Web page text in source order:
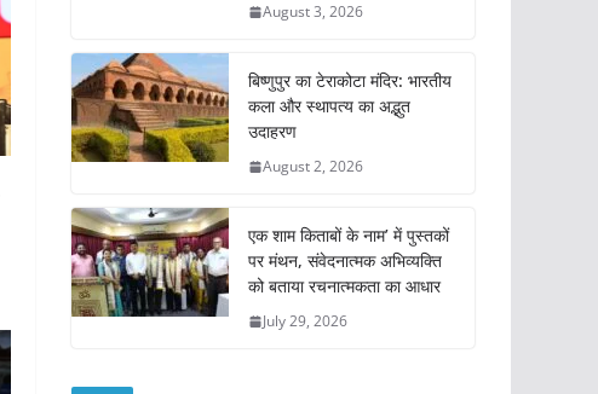
August 3, 2026
बिष्णुपुर का टेराकोटा मंदिर: भारतीय
कला और स्थापत्य का अद्भुत
उदाहरण
August 2, 2026
एक शाम किताबों के नाम’ में पुस्तकों
पर मंथन, संवेदनात्मक अभिव्यक्ति
को बताया रचनात्मकता का आधार
July 29, 2026